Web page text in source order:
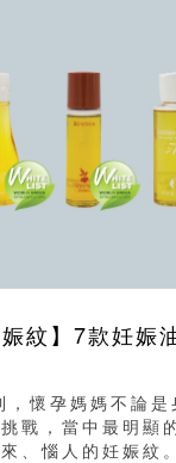
娠紋】7款妊娠
懷孕媽媽不論是
戰，當中最明顯
、惱人的妊娠紋